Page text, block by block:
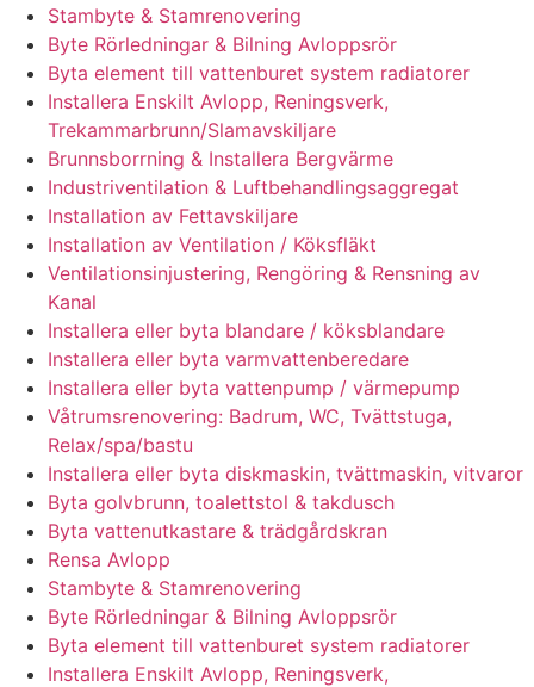
Stambyte & Stamrenovering
Byte Rörledningar & Bilning Avloppsrör
Byta element till vattenburet system radiatorer
Installera Enskilt Avlopp, Reningsverk,
Trekammarbrunn/Slamavskiljare
Brunnsborrning & Installera Bergvärme
Industriventilation & Luftbehandlingsaggregat
Installation av Fettavskiljare
Installation av Ventilation / Köksfläkt
Ventilationsinjustering, Rengöring & Rensning av
Kanal
Installera eller byta blandare / köksblandare
Installera eller byta varmvattenberedare
Installera eller byta vattenpump / värmepump
Våtrumsrenovering: Badrum, WC, Tvättstuga,
Relax/spa/bastu
Installera eller byta diskmaskin, tvättmaskin, vitvaror
Byta golvbrunn, toalettstol & takdusch
Byta vattenutkastare & trädgårdskran
Rensa Avlopp
Stambyte & Stamrenovering
Byte Rörledningar & Bilning Avloppsrör
Byta element till vattenburet system radiatorer
Installera Enskilt Avlopp, Reningsverk,